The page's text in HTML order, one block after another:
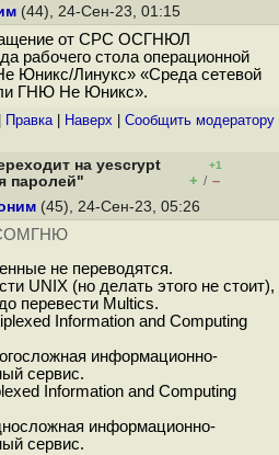
(44), 24-Сен-23, 01:15
от СРС ОСГНЮЛ
стола операционной
Юникс/Линукс» «Среда сетевой
ГНЮ Не Юникс».
Правка| Наверх Cообщить модератору
на yescrypt
паролей"
+1
+ / –
(45), 24-Сен-23, 05:26
не переводятся.
UNIX (но делать этого не стоит),
перевести Multics.
Information and Computing
информационно-
сервис.
Information and Computing
информационно-
сервис.